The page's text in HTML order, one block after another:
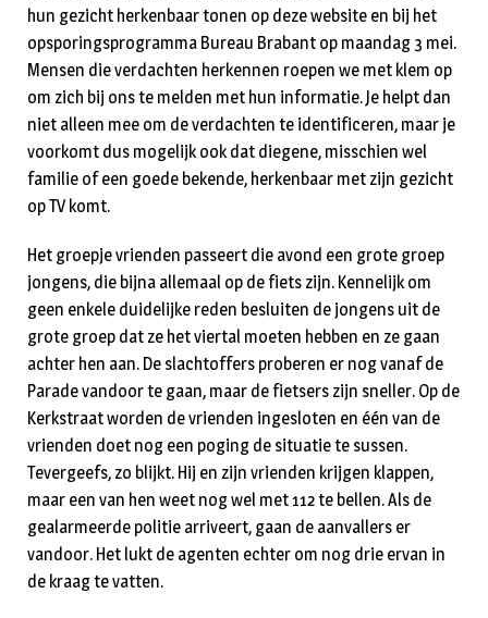
hun gezicht herkenbaar tonen op deze website en bij het
opsporingsprogramma Bureau Brabant op maandag 3 mei.
Mensen die verdachten herkennen roepen we met klem op
om zich bij ons te melden met hun informatie. Je helpt dan
niet alleen mee om de verdachten te identificeren, maar je
voorkomt dus mogelijk ook dat diegene, misschien wel
familie of een goede bekende, herkenbaar met zijn gezicht
op TV komt.
Het groepje vrienden passeert die avond een grote groep
jongens, die bijna allemaal op de fiets zijn. Kennelijk om
geen enkele duidelijke reden besluiten de jongens uit de
grote groep dat ze het viertal moeten hebben en ze gaan
achter hen aan. De slachtoffers proberen er nog vanaf de
Parade vandoor te gaan, maar de fietsers zijn sneller. Op de
Kerkstraat worden de vrienden ingesloten en één van de
vrienden doet nog een poging de situatie te sussen.
Tevergeefs, zo blijkt. Hij en zijn vrienden krijgen klappen,
maar een van hen weet nog wel met 112 te bellen. Als de
gealarmeerde politie arriveert, gaan de aanvallers er
vandoor. Het lukt de agenten echter om nog drie ervan in
de kraag te vatten.